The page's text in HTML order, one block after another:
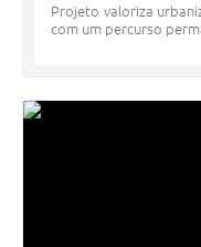
Projeto valoriza
com um percurso